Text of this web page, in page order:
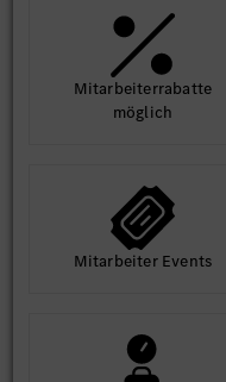
Mit­arbeiter­rabatte
möglich
Mit­arbeiter Events